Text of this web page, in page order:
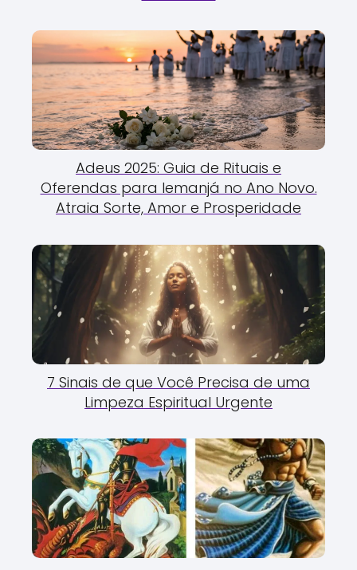
Adeus 2025: Guia de Rituais e
Oferendas para Iemanjá no Ano Novo.
Atraia Sorte, Amor e Prosperidade
7 Sinais de que Você Precisa de uma
Limpeza Espiritual Urgente